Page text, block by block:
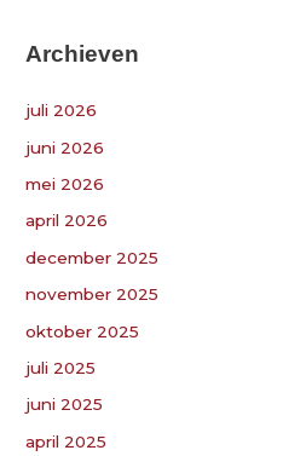
n
a
r
:
Archieven
juli 2026
juni 2026
mei 2026
april 2026
december 2025
november 2025
oktober 2025
juli 2025
juni 2025
april 2025